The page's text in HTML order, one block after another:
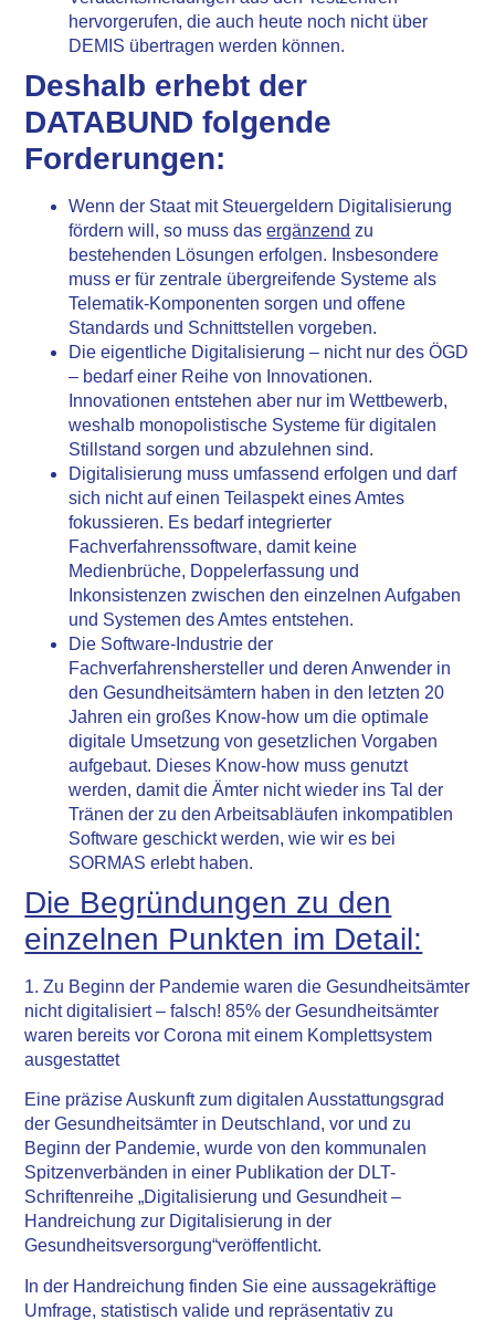
hervorgerufen, die auch heute noch nicht über
DEMIS übertragen werden können.
Deshalb erhebt der
DATABUND folgende
Forderungen:
Wenn der Staat mit Steuergeldern Digitalisierung
fördern will, so muss dasergänzend zu
bestehenden Lösungen erfolgen. Insbesondere
muss er für zentrale übergreifende Systeme als
Telematik-Komponenten sorgen und offene
Standards und Schnittstellen vorgeben.
Die eigentliche Digitalisierung – nicht nur des ÖGD
– bedarf einer Reihe von Innovationen.
Innovationen entstehen aber nur im Wettbewerb,
weshalb monopolistische Systeme für digitalen
Stillstand sorgen und abzulehnen sind.
Digitalisierung muss umfassend erfolgen und darf
sich nicht auf einen Teilaspekt eines Amtes
fokussieren. Es bedarf integrierter
Fachverfahrenssoftware, damit keine
Medienbrüche, Doppelerfassung und
Inkonsistenzen zwischen den einzelnen Aufgaben
und Systemen des Amtes entstehen.
Die Software-Industrie der
Fachverfahrenshersteller und deren Anwender in
den Gesundheitsämtern haben in den letzten 20
Jahren ein großes Know-how um die optimale
digitale Umsetzung von gesetzlichen Vorgaben
aufgebaut. Dieses Know-how muss genutzt
werden, damit die Ämter nicht wieder ins Tal der
Tränen der zu den Arbeitsabläufen inkompatiblen
Software geschickt werden, wie wir es bei
SORMAS erlebt haben.
Die Begründungen zu den
einzelnen Punkten im Detail:
1. Zu Beginn der Pandemie waren die Gesundheitsämter
nicht digitalisiert – falsch! 85% der Gesundheitsämter
waren bereits vor Corona mit einem Komplettsystem
ausgestattet
Eine präzise Auskunft zum digitalen Ausstattungsgrad
der Gesundheitsämter in Deutschland, vor und zu
Beginn der Pandemie, wurde von den kommunalen
Spitzenverbänden in einer Publikation der DLT-
Schriftenreihe„Digitalisierung und Gesundheit –
Handreichung zur Digitalisierung in der
Gesundheitsversorgung“veröffentlicht.
In der Handreichung finden Sie eine aussagekräftige
Umfrage, statistisch valide und repräsentativ zu